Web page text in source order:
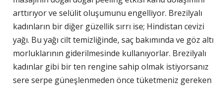
arttırıyor ve selülit oluşumunu engelliyor. Brezilyalı
kadınların bir diğer güzellik sırrı ise; Hindistan cevizi
yağı. Bu yağı cilt temizliğinde, saç bakımında ve göz altı
morluklarının giderilmesinde kullanıyorlar. Brezilyalı
kadınlar gibi bir ten rengine sahip olmak istiyorsanız
sere serpe güneşlenmeden önce tüketmeniz gereken